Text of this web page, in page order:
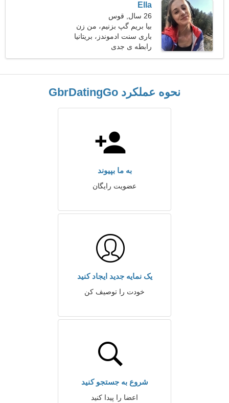
Ella
26 سال, قوس
بیا بریم گپ بزنیم، من زن
خیره کننده ای هستم
باری سنت ادموندز، بریتانیا
رابطه ی جدی
نحوه عملکرد GbrDatingGo
به ما بپیوند
عضویت رایگان
یک نمایه جدید ایجاد کنید
خودت را توصیف کن
شروع به جستجو کنید
اعضا را پیدا کنید